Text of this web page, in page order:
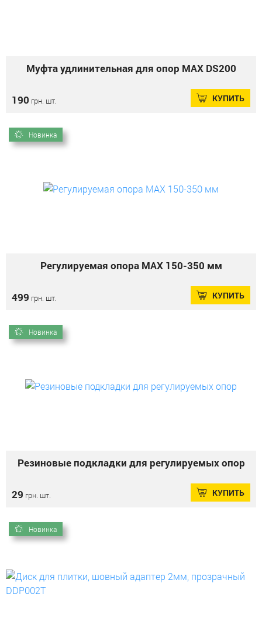
Муфта удлинительная для опор MAX DS200
190 грн. шт. КУПИТЬ
Новинка
Регулируемая опора MAX 150-350 мм
499 грн. шт. КУПИТЬ
Новинка
Резиновые подкладки для регулируемых опор
29 грн. шт. КУПИТЬ
Новинка